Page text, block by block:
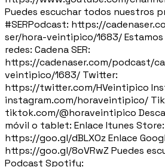
Puedes escuchar todos nuestros
#SERPodcast: https://
ser/hora-veintipico/1683/
redes: Cadena SER:
https://cadenaser.com/podcast/
veintipico/1683/ Twitter:
https://twitter.com/HVeintipico
instagram.com/horaveintipico/
tiktok.com/@horaveintipico
móvil o tablet: Enlace Itunes Store:
https://goo.gl/dBLXOz Enlace
https://goo.gl/8oVRwZ Puedes
Podcast Spotify: